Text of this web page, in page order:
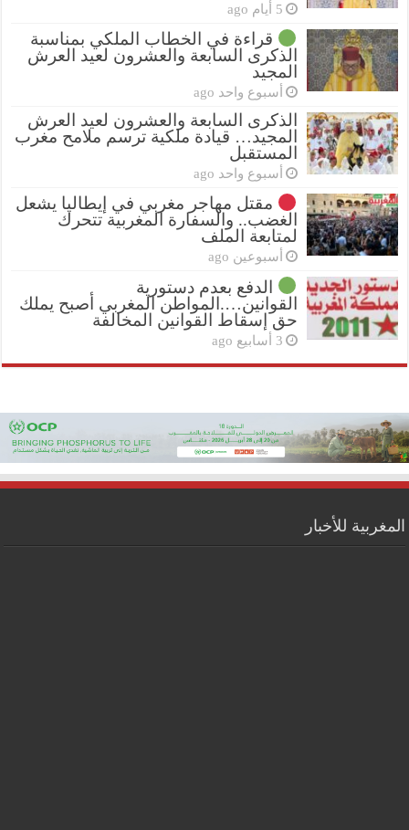
5 أيام ago
قراءة في الخطاب الملكي بمناسبة
الذكرى السابعة والعشرون لعيد العرش
المجيد
أسبوع واحد ago
الذكرى السابعة والعشرون لعيد العرش
المجيد… قيادة ملكية ترسم ملامح مغرب
المستقبل
أسبوع واحد ago
مقتل مهاجر مغربي في إيطاليا يشعل
الغضب.. والسفارة المغربية تتحرك
لمتابعة الملف
أسبوعين ago
الدفع بعدم دستورية
القوانين….المواطن المغربي أصبح يملك
حق إسقاط القوانين المخالفة
3 أسابيع ago
المغربية للأخبار